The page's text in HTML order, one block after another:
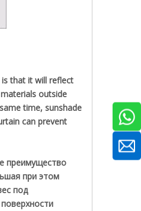
that it will reflect
outside
time, sunshade
can prevent
преимущество
при этом
под